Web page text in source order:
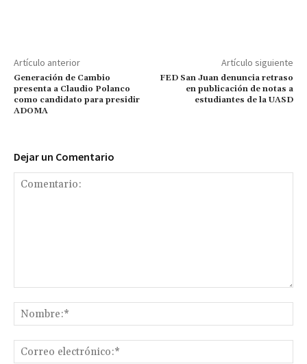
Artículo anterior
Generación de Cambio
presenta a Claudio Polanco
como candidato para presidir
ADOMA
Artículo siguiente
FED San Juan denuncia retraso
en publicación de notas a
estudiantes de la UASD
Dejar un Comentario